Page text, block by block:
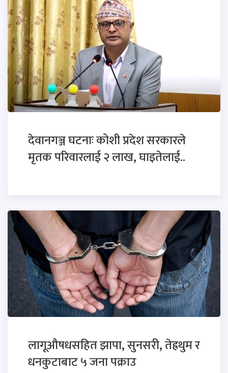
देवानगञ्ज घटनाः कोशी प्रदेश सरकारले
मृतक परिवारलाई २ लाख, घाइतेलाई..
लागूऔषधसहित झापा, सुनसरी, तेह्रथुम र
धनकुटाबाट ५ जना पक्राउ